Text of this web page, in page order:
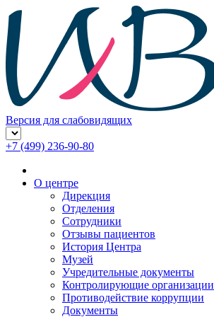
Версия для слабовидящих
+7 (499) 236-90-80
О центре
Дирекция
Отделения
Сотрудники
Отзывы пациентов
История Центра
Музей
Учредительные документы
Контролирующие организации
Противодействие коррупции
Документы